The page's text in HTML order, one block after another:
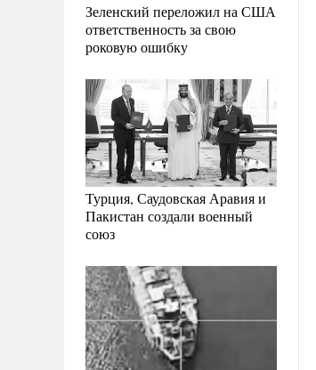
Зеленский переложил на США
ответственность за свою
роковую ошибку
Турция, Саудовская Аравия и
Пакистан создали военный
союз